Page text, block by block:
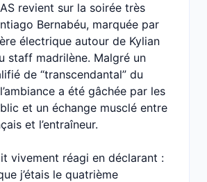
revient sur la soirée très
Bernabéu, marquée par
électrique autour de Kylian
staff madrilène. Malgré un
de “transcendantal” du
a été gâchée par les
et un échange musclé entre
et l’entraîneur.
vivement réagi en déclarant :
j’étais le quatrième